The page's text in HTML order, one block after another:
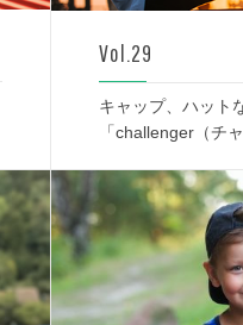
Vol.29
キャップ、ハット
「challenger（チ